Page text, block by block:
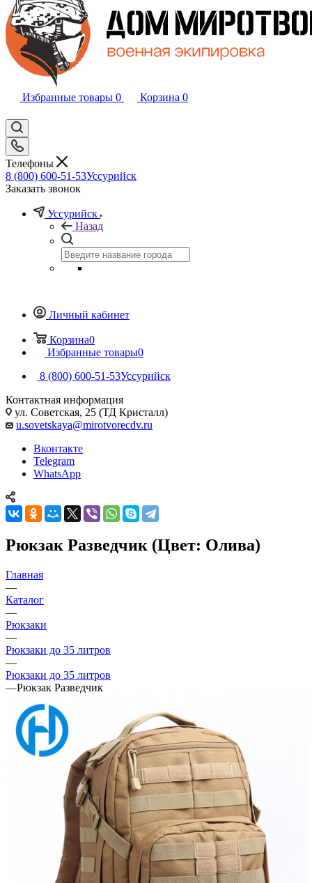
Избранные товары 0 Корзина 0
Телефоны
8 (800) 600-51-53Уссурийск
Заказать звонок
Уссурийск
Назад
Личный кабинет
Корзина0
Избранные товары0
8 (800) 600-51-53Уссурийск
Контактная информация
ул. Советская, 25 (ТД Кристалл)
u.sovetskaya@mirotvorecdv.ru
Вконтакте
Telegram
WhatsApp
Рюкзак Разведчик (Цвет: Олива)
Главная
—
Каталог
—
Рюкзаки
—
Рюкзаки до 35 литров
—
Рюкзаки до 35 литров
—Рюкзак Разведчик